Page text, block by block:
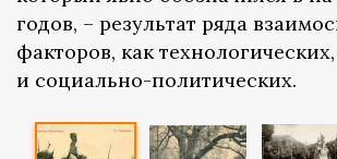
годов, – результат ряда
факторов, как
и социально-политических.